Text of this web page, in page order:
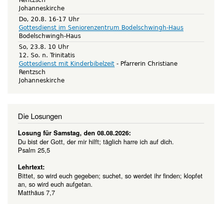
Johanneskirche
Do, 20.8. 16-17 Uhr
Gottesdienst im Seniorenzentrum Bodelschwingh-Haus
Bodelschwingh-Haus
So, 23.8. 10 Uhr
12. So. n. Trinitatis
Gottesdienst mit Kinderbibelzeit
Pfarrerin Christiane
Rentzsch
Johanneskirche
Die Losungen
Losung für Samstag, den 08.08.2026:
Du bist der Gott, der mir hilft; täglich harre ich auf dich.
Psalm 25,5
Lehrtext:
Bittet, so wird euch gegeben; suchet, so werdet ihr finden; klopfet
an, so wird euch aufgetan.
Matthäus 7,7